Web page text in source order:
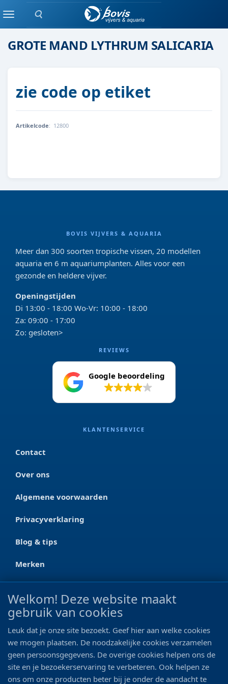
Zoeken
Menumoeras/waterplanten
GROTE MAND LYTHRUM SALICARIA
zie code op etiket
Artikelcode: 12800
BOVIS VIJVERS & AQUARIA
Meer dan 300 soorten tropische vissen, 20 modellen
aquaria en 6 m aquariumplanten. Alles voor een
gezonde en heldere vijver.
Openingstijden
Di 13:00 - 18:00 Wo-Vr: 10:00 - 18:00
Za: 09:00 - 17:00
Zo: gesloten>
REVIEWS
Google beoordeling
KLANTENSERVICE
Contact
Over ons
Algemene voorwaarden
Privacyverklaring
Blog & tips
Merken
CONTACT
Ootmarsumseweg 125a
0546 - 622 990
06 - 11 19 81 42
Welkom! Deze website maakt
gebruik van cookies
Leuk dat je onze site bezoekt. Geef hier aan welke cookies
we mogen plaatsen. De noodzakelijke cookies verzamelen
geen persoonsgegevens. De overige cookies helpen ons de
site en je bezoekerservaring te verbeteren. Ook helpen ze
ons om onze producten beter bij je onder de aandacht te